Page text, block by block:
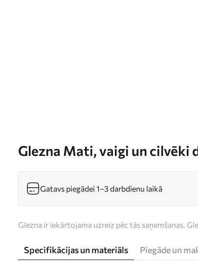
Glezna Mati, vaigi un cilvēki
Gatavs piegādei 1–3 darbdienu laikā
Glezna ir iekārtojama uzreiz pēc tās saņemšanas.
Specifikācijas un materiāls Piegāde un